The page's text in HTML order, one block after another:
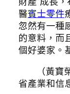
醫賓士零件
忽然有一種
的意料，而
個好婆家。
（黃
省產業和信